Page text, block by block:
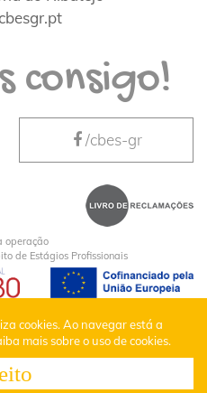
consigo!
/cbes-gr
operação
de Estágios Profissionais
© Todos os Direitos
de Privacidade
por
cookies. Ao navegar está a
mais sobre o uso de cookies.